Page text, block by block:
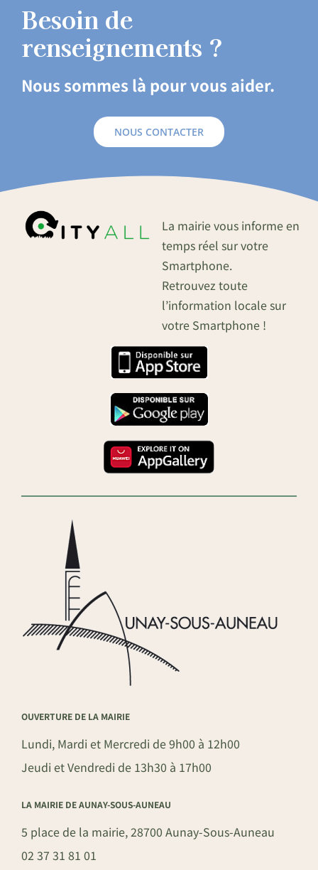
Besoin de
renseignements ?
Nous sommes là pour vous aider.
NOUS CONTACTER
La mairie vous informe en
temps réel sur votre
Smartphone.
Retrouvez toute
l’information locale sur
votre Smartphone !
OUVERTURE DE LA MAIRIE
Lundi, Mardi et Mercredi de 9h00 à 12h00
Jeudi et Vendredi de 13h30 à 17h00
LA MAIRIE DE AUNAY-SOUS-AUNEAU
5 place de la mairie, 28700 Aunay-Sous-Auneau
02 37 31 81 01